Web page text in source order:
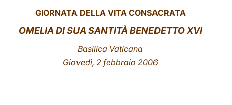
GIORNATA DELLA VITA CONSACRATA
OMELIA DI SUA SANTITÀ BENEDETTO XVI
Basilica Vaticana
Giovedì, 2 febbraio 2006